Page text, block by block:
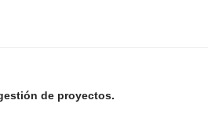
de proyectos.